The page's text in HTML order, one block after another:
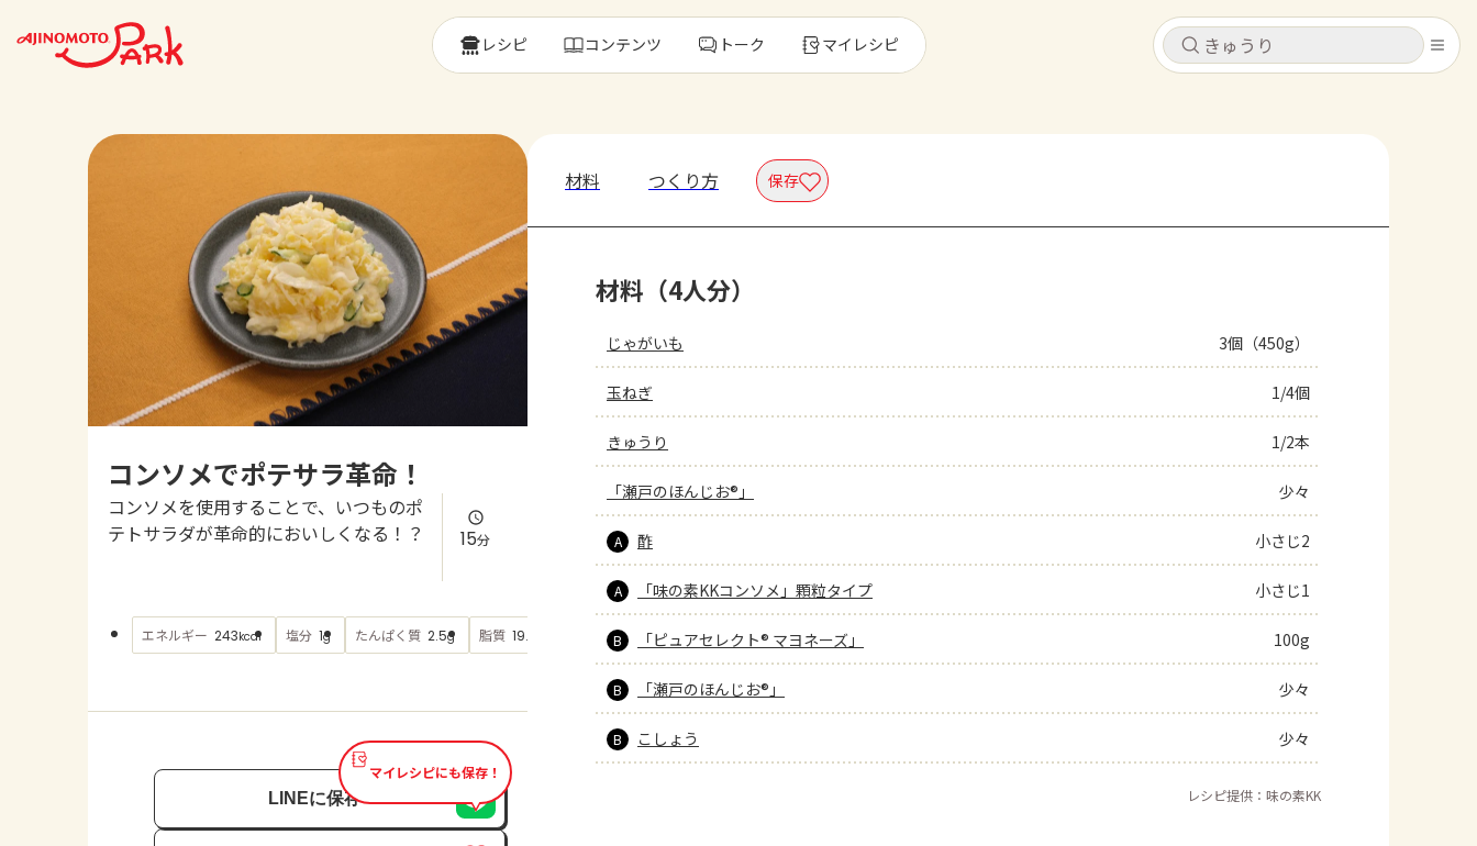
キャンセル
コンテンツ
レシピ
トーク
よくあるお問い合わせ
キャンセル
レシピ コンテンツ トーク マイレシピ
コンソメでポテサラ革命！
コンソメを使用することで、いつものポ
テトサラダが革命的においしくなる！？
15分
エネルギー 243kcal 塩分 1g たんぱく質 2.5g 脂質 19.1 もっと見る
マイレシピにも保存！
LINEに保存
材料 つくり方 保存
材料（4人分）
じゃがいも 3個（450g）
玉ねぎ 1/4個
きゅうり 1/2本
「瀬戸のほんじお®」 少々
A 酢 小さじ2
A 「味の素KKコンソメ」顆粒タイプ 小さじ1
B 「ピュアセレクト® マヨネーズ」 100g
B 「瀬戸のほんじお®」 少々
B こしょう 少々
レシピ提供：味の素KK